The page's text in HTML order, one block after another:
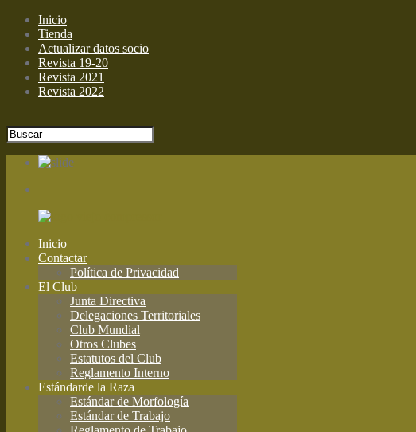
Inicio
Tienda
Actualizar datos socio
Revista 19-20
Revista 2021
Revista 2022
Inicio
Contactar
Política de Privacidad
El Club
Junta Directiva
Delegaciones Territoriales
Club Mundial
Otros Clubes
Estatutos del Club
Reglamento Interno
Estándarde la Raza
Estándar de Morfología
Estándar de Trabajo